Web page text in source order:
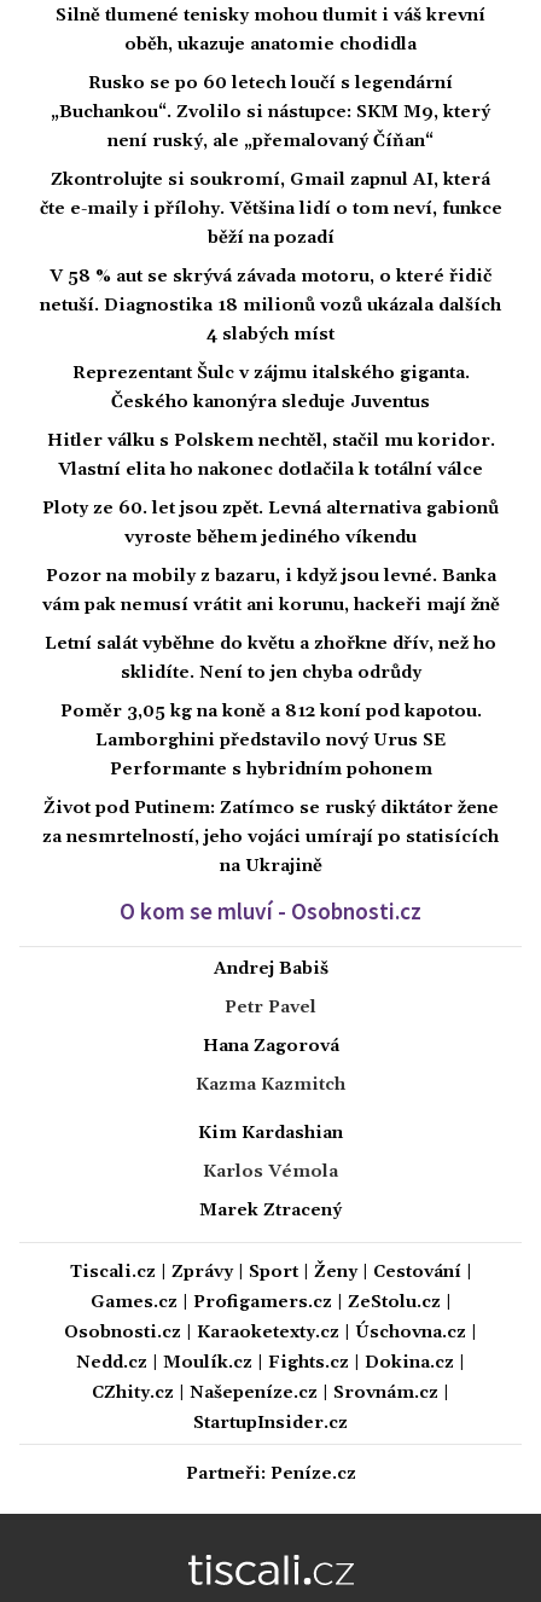
Silně tlumené tenisky mohou tlumit i váš krevní
oběh, ukazuje anatomie chodidla
Rusko se po 60 letech loučí s legendární
„Buchankou“. Zvolilo si nástupce: SKM M9, který
není ruský, ale „přemalovaný Číňan“
Zkontrolujte si soukromí, Gmail zapnul AI, která
čte e-maily i přílohy. Většina lidí o tom neví, funkce
běží na pozadí
V 58 % aut se skrývá závada motoru, o které řidič
netuší. Diagnostika 18 milionů vozů ukázala dalších
4 slabých míst
Reprezentant Šulc v zájmu italského giganta.
Českého kanonýra sleduje Juventus
Hitler válku s Polskem nechtěl, stačil mu koridor.
Vlastní elita ho nakonec dotlačila k totální válce
Ploty ze 60. let jsou zpět. Levná alternativa gabionů
vyroste během jediného víkendu
Pozor na mobily z bazaru, i když jsou levné. Banka
vám pak nemusí vrátit ani korunu, hackeři mají žně
Letní salát vyběhne do květu a zhořkne dřív, než ho
sklidíte. Není to jen chyba odrůdy
Poměr 3,05 kg na koně a 812 koní pod kapotou.
Lamborghini představilo nový Urus SE
Performante s hybridním pohonem
Život pod Putinem: Zatímco se ruský diktátor žene
za nesmrtelností, jeho vojáci umírají po statisících
na Ukrajině
O kom se mluví - Osobnosti.cz
Andrej Babiš
Petr Pavel
Hana Zagorová
Kazma Kazmitch
Kim Kardashian
Karlos Vémola
Marek Ztracený
Tiscali.cz Zprávy| Sport| Ženy| Cestování|
Games.cz
Profigamers.cz ZeStolu.cz
Osobnosti.cz
Karaoketexty.cz Úschovna.cz
Nedd.cz
Moulík.cz Fights.cz Dokina.cz
CZhity.cz
Našepeníze.cz Srovnám.cz
StartupInsider.cz
Partneři: Peníze.cz